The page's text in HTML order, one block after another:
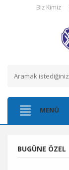
Biz Kimiz
Toggle
navigation
MENÜ
BUGÜNE ÖZEL